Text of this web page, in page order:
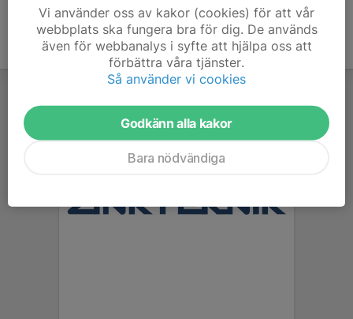
Vi använder oss av kakor (cookies) för att vår
webbplats ska fungera bra för dig. De används
även för webbanalys i syfte att hjälpa oss att
förbättra våra tjänster.
Så använder vi cookies
Godkänn alla kakor
Bara nödvändiga